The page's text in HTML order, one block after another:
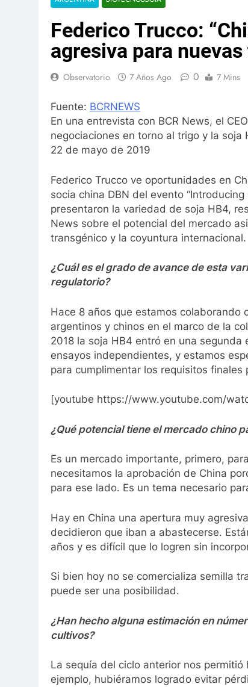
Federico Trucco:
agresiva para
Observatorio 7 Años Ago 0 7 Mins
Fuente: BCRNEWS
En una entrevista con BCR News, el
negociaciones en torno al trigo y la soja
22 de mayo de 2019
Federico Trucco ve oportunidades en
socia china DBN del evento
presentaron la variedad de soja HB4,
News sobre el potencial del mercado
transgénico y la coyuntura internacional.
¿Cuál es el grado de avance de esta
regulatorio?
Hace 8 años que estamos colaborando
argentinos y chinos en el marco de la
2018 la soja HB4 entró en una
ensayos independientes, y estamos
para cumplimentar los requisitos
[youtube https://www.youtube.com/
¿Qué potencial tiene el mercado chino
Es un mercado importante, primero,
necesitamos la aprobación de China
para ese lado. Es un tema necesario
Hay en China una apertura muy
decidieron que iban a abastecerse.
años y es difícil que lo logren sin
Si bien hoy no se comercializa semilla
puede ser una posibilidad.
¿Han hecho alguna estimación en
cultivos?
La sequía del ciclo anterior nos
ejemplo, hubiéramos logrado evitar